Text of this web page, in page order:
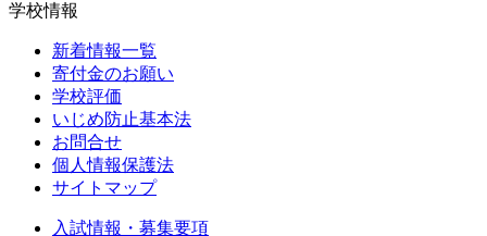
学校情報
新着情報一覧
寄付金のお願い
学校評価
いじめ防止基本法
お問合せ
個人情報保護法
サイトマップ
入試情報・募集要項